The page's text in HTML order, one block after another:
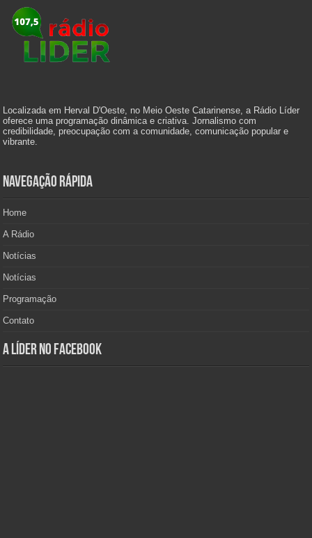
Localizada em Herval D'Oeste, no Meio Oeste Catarinense, a Rádio Líder
oferece uma programação dinâmica e criativa. Jornalismo com
credibilidade, preocupação com a comunidade, comunicação popular e
vibrante.
Navegação Rápida
Home
A Rádio
Notícias
Notícias
Programação
Contato
A Líder no Facebook